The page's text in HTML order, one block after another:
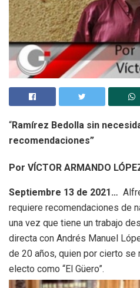
“Ramírez Bedolla sin
recomendaciones”
Por VÍCTOR ARMANDO
Septiembre 13 de 2021…
requiere recomendaciones de
una vez que tiene un trabajo
directa con Andrés Manuel
de 20 años, quien por cierto se
electo como “El Güero”.